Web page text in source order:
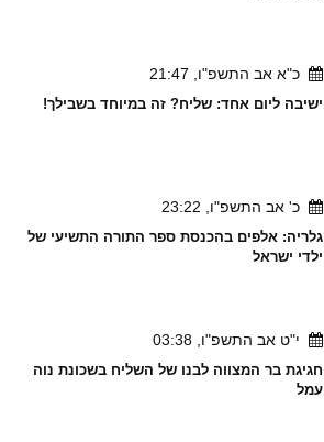
כ"א אב התשפ"ו, 21:47
ישיבה ליום אחד: שליח? זה במיוחד בשבילך!
כ' אב התשפ"ו, 23:22
גלריה: אלפים בהכנסת ספר התורה התשיעי של
ילדי ישראל
י"ט אב התשפ"ו, 03:38
חגיגת בר המצווה לבנו של השליח בשכונת נוה
עמל